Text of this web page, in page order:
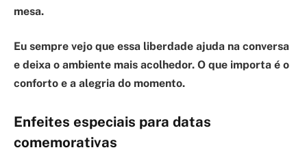
mesa.
Eu sempre vejo que essa liberdade ajuda na conversa
e deixa o ambiente mais acolhedor. O que importa é o
conforto e a alegria do momento.
Enfeites especiais para datas
comemorativas